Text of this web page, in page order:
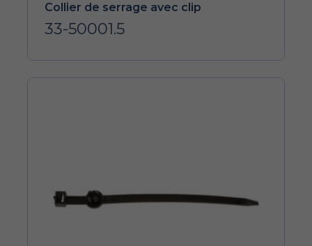
Collier de serrage avec clip
33-50001.5